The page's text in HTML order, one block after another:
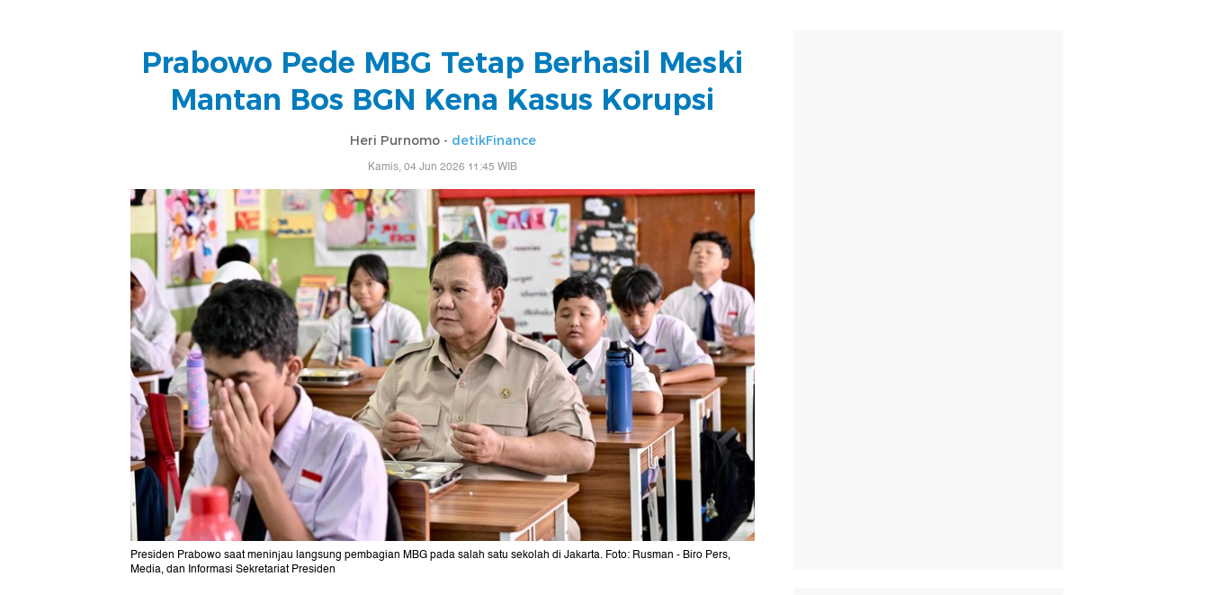
Prabowo Pede MBG Tetap Berhasil Meski
Mantan Bos BGN Kena Kasus Korupsi
Heri Purnomo - detikFinance
Kamis, 04 Jun 2026 11:45 WIB
Presiden Prabowo saat meninjau langsung pembagian MBG pada salah satu sekolah di Jakarta. Foto: Rusman - Biro Pers,
Media, dan Informasi Sekretariat Presiden